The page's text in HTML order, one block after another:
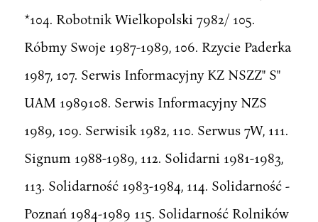
*104. Robotnik Wielkopolski 7982/ 105.
Róbmy Swoje 1987-1989, 106. Rzycie Paderka
1987, 107. Serwis Informacyjny KZ NSZZ" S"
UAM 1989108. Serwis Informacyjny NZS
1989, 109. Serwisik 1982, 110. Serwus 7W, 111.
Signum 1988-1989, 112. Solidarni 1981-1983,
113. Solidarność 1983-1984, 114. Solidarność -
Poznań 1984-1989 115. Solidarność Rolników